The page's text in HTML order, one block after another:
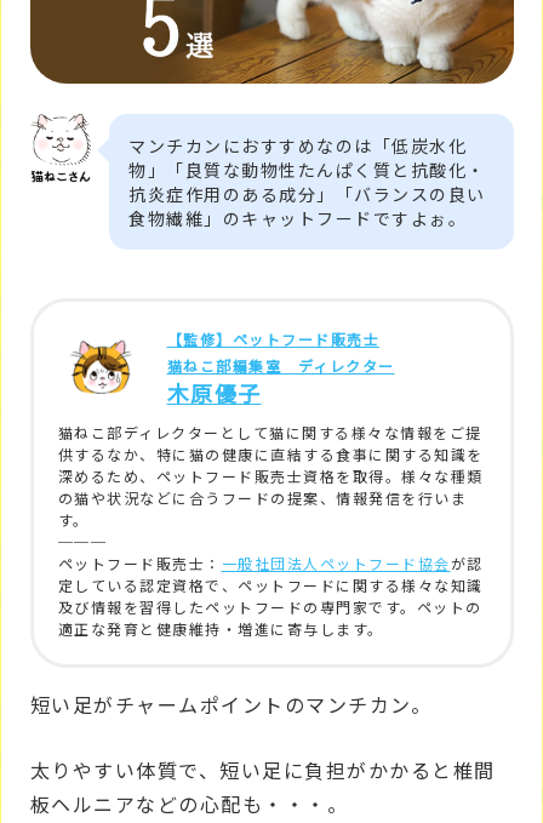
マンチカンにおすすめなのは「低炭水化
物」「良質な動物性たんぱく質と抗酸化・
抗炎症作用のある成分」「バランスの良い
食物繊維」のキャットフードですよぉ。
【監修】ペットフード販売士
猫ねこ部編集室 ディレクター
木原優子
猫ねこ部ディレクターとして猫に関する様々な情報をご提
供するなか、特に猫の健康に直結する食事に関する知識を
深めるため、ペットフード販売士資格を取得。様々な種類
の猫や状況などに合うフードの提案、情報発信を行いま
す。
───
ペットフード販売士： 一般社団法人ペットフード協会が認
定している認定資格で、ペットフードに関する様々な知識
及び情報を習得したペットフードの専門家です。ペットの
適正な発育と健康維持・増進に寄与します。
短い足がチャームポイントのマンチカン。
太りやすい体質で、短い足に負担がかかると椎間
板ヘルニアなどの心配も・・・。